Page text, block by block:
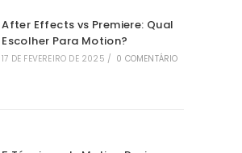
After Effects vs Premiere: Qual
Escolher Para Motion?
17 DE FEVEREIRO DE 2025 / 0 COMENTÁRIO